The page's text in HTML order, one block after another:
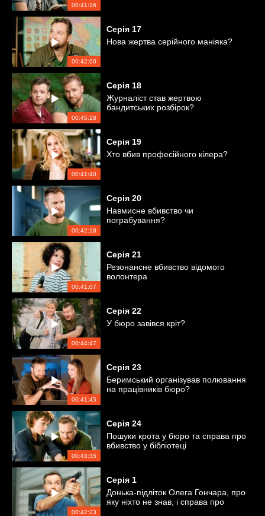
00:41:16
00:42:00
Серія 17
Нова жертва серійного маніяка?
00:45:18
Серія 18
Журналіст став жертвою
бандитських розбірок?
00:41:40
Серія 19
Хто вбив професійного кілера?
00:42:18
Серія 20
Навмисне вбивство чи
пограбування?
00:41:07
Серія 21
Резонансне вбивство відомого
волонтера
00:44:47
Серія 22
У бюро завівся кріт?
00:41:45
Серія 23
Беримський організував полювання
на працівників бюро?
00:43:35
Серія 24
Пошуки крота у бюро та справа про
вбивство у бібліотеці
00:42:23
Серія 1
Донька-підліток Олега Гончара, про
яку ніхто не знав, і справа про